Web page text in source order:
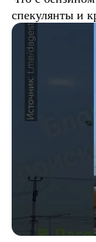
спекулянты и